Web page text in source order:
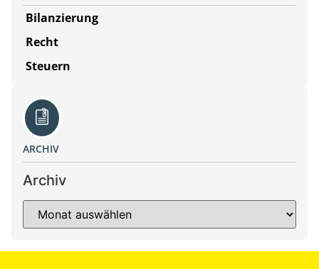
Bilanzierung
Recht
Steuern
ARCHIV
Archiv